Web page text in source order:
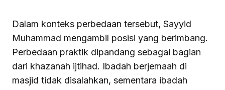
Dalam konteks perbedaan tersebut, Sayyid
Muhammad mengambil posisi yang berimbang.
Perbedaan praktik dipandang sebagai bagian
dari khazanah ijtihad. Ibadah berjemaah di
masjid tidak disalahkan, sementara ibadah